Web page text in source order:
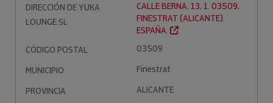
DIRECCIÓN DE YUKA
LOUNGE SL
CALLE BERNA, 13, 1. 03509,
FINESTRAT (ALICANTE).
ESPAÑA.
CÓDIGO POSTAL
03509
MUNICIPIO
Finestrat
PROVINCIA
ALICANTE